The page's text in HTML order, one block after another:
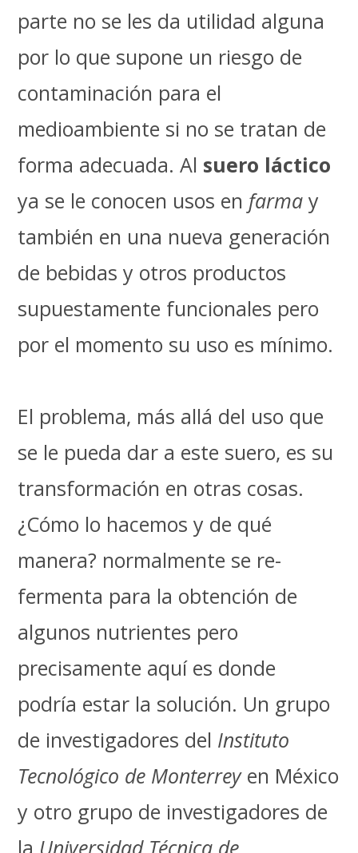
parte no se les da utilidad alguna
por lo que supone un riesgo de
contaminación para el
medioambiente si no se tratan de
forma adecuada. Al suero láctico
ya se le conocen usos en farma y
también en una nueva generación
de bebidas y otros productos
supuestamente funcionales pero
por el momento su uso es mínimo.
El problema, más allá del uso que
se le pueda dar a este suero, es su
transformación en otras cosas.
¿Cómo lo hacemos y de qué
manera? normalmente se re-
fermenta para la obtención de
algunos nutrientes pero
precisamente aquí es donde
podría estar la solución. Un grupo
de investigadores del Instituto
Tecnológico de Monterreyen México
y otro grupo de investigadores de